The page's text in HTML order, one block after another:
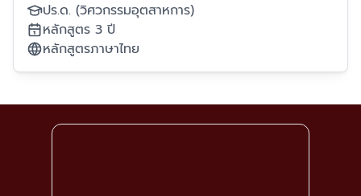
ปร.ด. (วิศวกรรมอุตสาหการ)
หลักสูตร 3 ปี
หลักสูตรภาษาไทย